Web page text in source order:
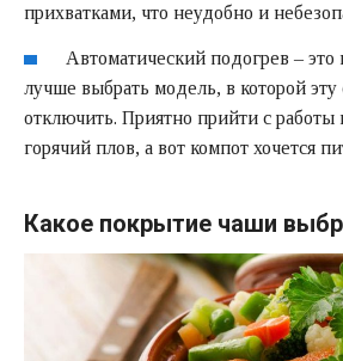
прихватками, что неудобно и
Автоматический подогрев – это
лучше выбрать модель, в которой
отключить. Приятно прийти с работы
горячий плов, а вот компот хочется
Какое покрытие чаши